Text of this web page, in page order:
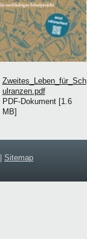
Zweites_Leben_für_Sch
ulranzen.pdf
PDF-Dokument [1.6
MB]
| Sitemap